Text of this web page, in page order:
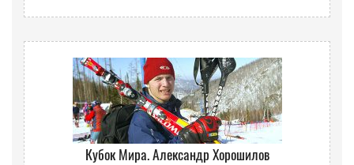
Кубок Мира. Александр Хорошилов